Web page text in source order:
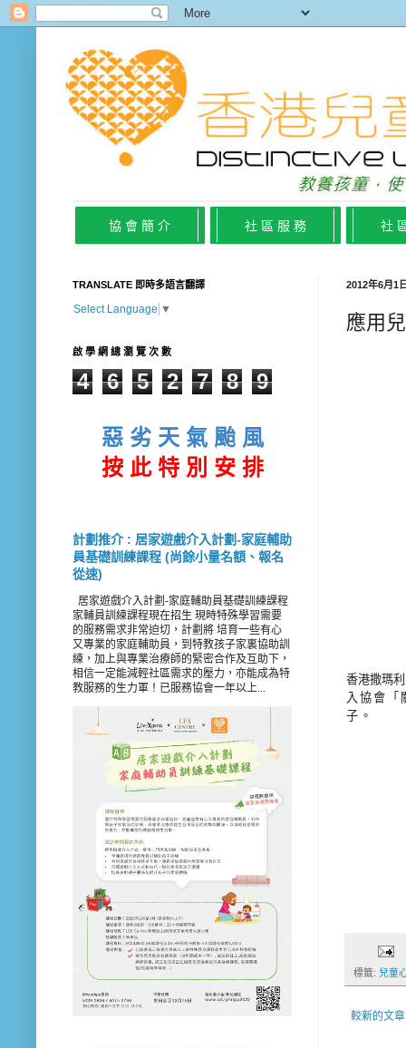
協 會 簡 介 社 區 服 務 社
2012年6月1
應用
香港撒瑪
入協會「
子。
標籤: 兒童
較新的文章
TRANSLATE 即時多語言翻譯
Select Language ▼
啟 學 網 總 瀏 覽 次 數
4 6 5 2 7 8 9
惡 劣 天 氣 颱 風
按 此 特 別 安 排
計劃推介 : 居家遊戲介入計劃-家庭輔助
員基礎訓練課程 (尚餘小量名額、報名
從速)
居家遊戲介入計劃-家庭輔助員基礎訓練課程
家輔員訓練課程現在招生 現時特殊學習需要
的服務需求非常迫切，計劃將 培育一些有心
又專業的家庭輔助員，到特教孩子家裏協助訓
練，加上與專業治療師的緊密合作及互助下，
相信一定能減輕社區需求的壓力，亦能成為特
教服務的生力軍！已服務協會一年以上...